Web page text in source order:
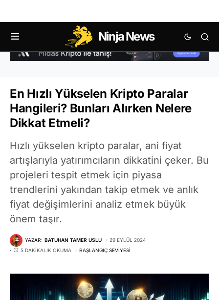
Ninja News
En Hızlı Yükselen Kripto Paralar
Hangileri? Bunları Alırken Nelere
Dikkat Etmeli?
Hızlı yükselen kripto paralar, ani fiyat
artışlarıyla yatırımcıların dikkatini çeker. Bu
projeleri tespit etmek için piyasa
trendlerini yakından takip etmek ve anlık
fiyat değişimlerini analiz etmek büyük
önem taşır.
YAZAR: BATUHAN TAMER USLU
29 EYLÜL 2024
5 DAKIKALIK OKUMA
BAŞLANGIÇ SEVIYESI